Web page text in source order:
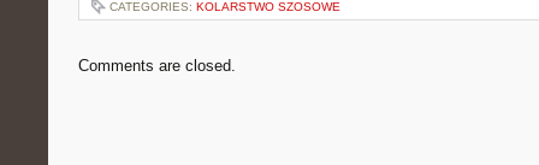
CATEGORIES: KOLARSTWO SZOSOWE
Comments are closed.